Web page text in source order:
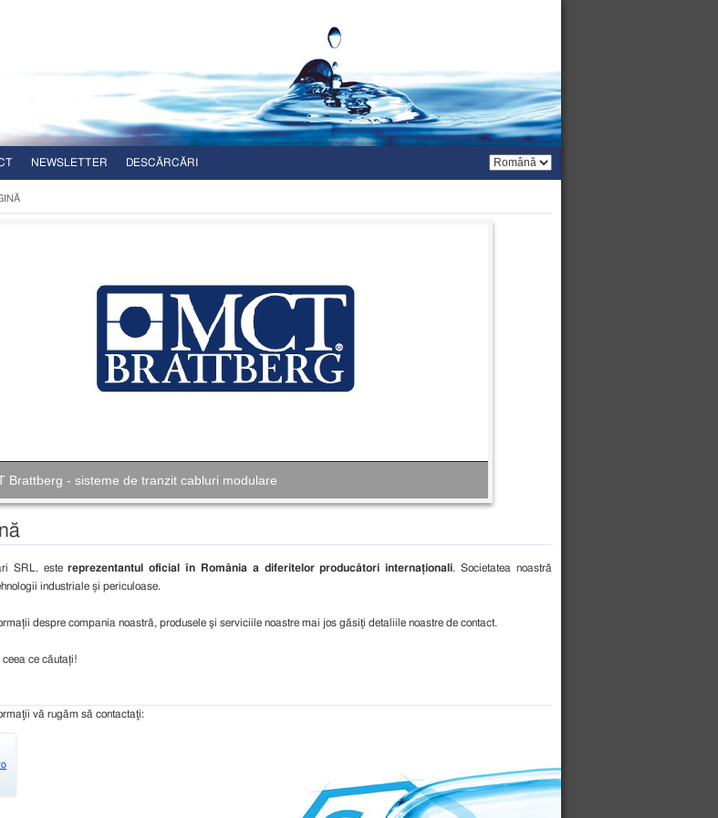
NEWSLETTER DESCĂRCĂRI
SRL. estereprezentantul oficial în România a diferitelor producători internaționali. Societatea noastră
industriale și periculoase.
despre compania noastră, produsele şi serviciile noastre mai jos găsiţi detaliile noastre de contact.
ce căutați!
vă rugăm să contactaţi: